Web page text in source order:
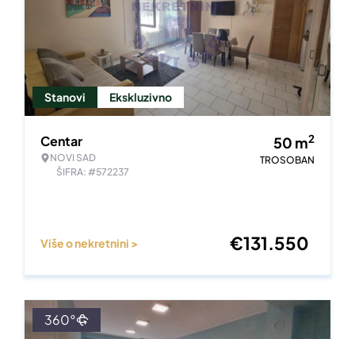
Stanovi Ekskluzivno
Centar
NOVI SAD
ŠIFRA: #572237
50 m2
TROSOBAN
Više o nekretnini > €131.550
360°